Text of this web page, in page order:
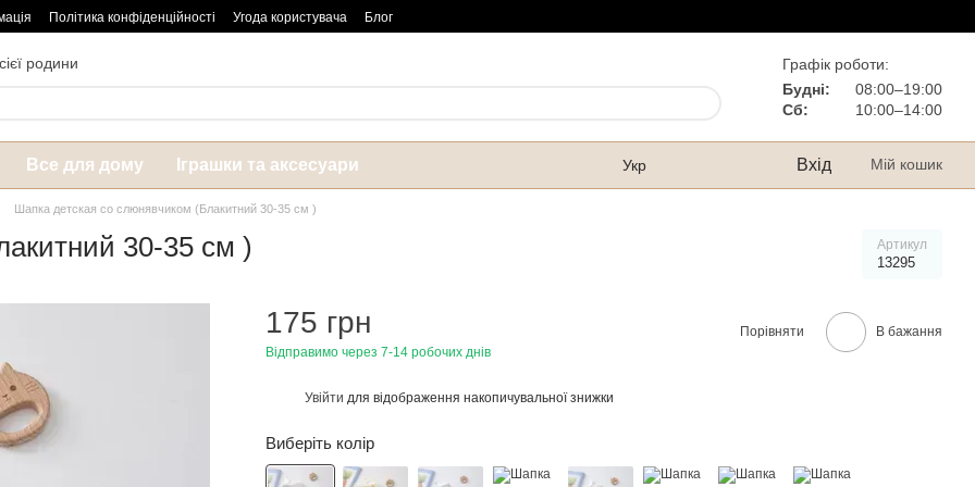
Політика конфіденційності Угода користувача Блог
родини
Графік роботи:
Будні:
08:00–19:00
Сб:
10:00–14:00
Все для дому Іграшки та аксесуари Укр Вхід Мій кошик
Шапка детская со слюнявчиком (Блакитний 30-35 см )
30-35 см ) Артикул
13295
175 грн
Відправимо через 7-14 робочих днів
Порівняти В бажання
Увійти для відображення накопичувальної знижки
Виберіть колір